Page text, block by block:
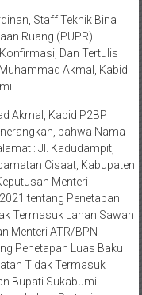
Dan Tertulis
Akmal, Kabid
Akmal, Kabid P2BP
: Jl. Kadudampit,
Cisaat, Kabupaten
Menteri
tentang Penetapan
Termasuk Lahan Sawah
Menteri ATR/BPN
Penetapan Luas Baku
Tidak Termasuk
Bupati Sukabumi
Lahan Pertanian
Tidak Termasuk